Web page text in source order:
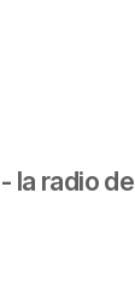
la radio de